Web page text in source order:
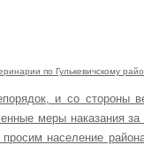
по Гулькевичскому
и со
меры наказания
население района